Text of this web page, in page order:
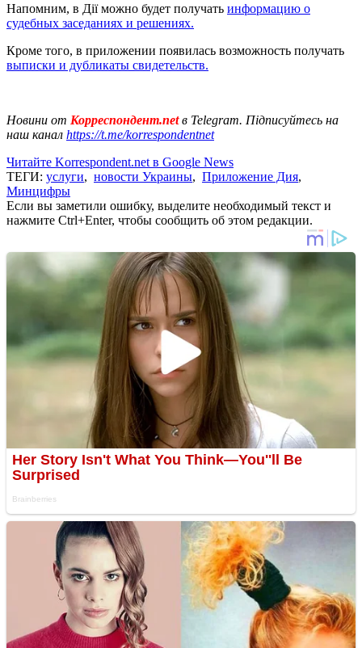
Напомним, в Дії можно будет получать информацию о
судебных заседаниях и решениях.
Кроме того, в приложении появилась возможность получать
выписки и дубликаты свидетельств.
Новини от Корреспондент.netв Telegram. Підписуйтесь на
наш канал https://t.me/korrespondentnet
Читайте Korrespondent.net в Google News
ТЕГИ: услуги, новости Украины, Приложение Дия,
Минцифры
Если вы заметили ошибку, выделите необходимый текст и
нажмите Ctrl+Enter, чтобы сообщить об этом редакции.